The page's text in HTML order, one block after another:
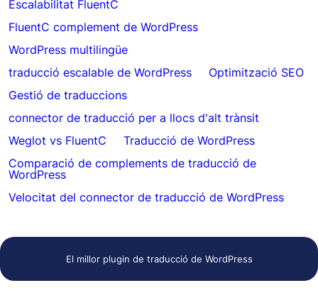
Escalabilitat FluentC
FluentC complement de WordPress
WordPress multilingüe
traducció escalable de WordPress
Optimització SEO
Gestió de traduccions
connector de traducció per a llocs d'alt trànsit
Weglot vs FluentC
Traducció de WordPress
Comparació de complements de traducció de
WordPress
Velocitat del connector de traducció de WordPress
El millor plugin de traducció de WordPress